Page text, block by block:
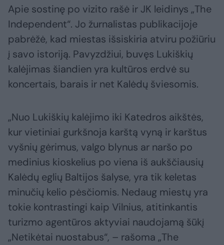
Apie sostinę po vizito rašė ir JK leidinys „The
Independent“. Jo žurnalistas publikacijoje
pabrėžė, kad miestas išsiskiria atviru požiūriu
į savo istoriją. Pavyzdžiui, buvęs Lukiškių
kalėjimas šiandien yra kultūros erdvė su
koncertais, barais ir net Kalėdų šviesomis.
„Nuo Lukiškių kalėjimo iki Katedros aikštės,
kur vietiniai gurkšnoja karštą vyną ir karštus
vyšnių gėrimus, valgo blynus ar naršo po
medinius kioskelius po viena iš aukščiausių
Kalėdų eglių Baltijos šalyse, yra tik keletas
minučių kelio pėsčiomis. Nedaug miestų yra
tokie kontrastingi kaip Vilnius, atitinkantis
turizmo agentūros aktyviai naudojamą šūkį
„Netikėtai nuostabus“, – rašoma „The